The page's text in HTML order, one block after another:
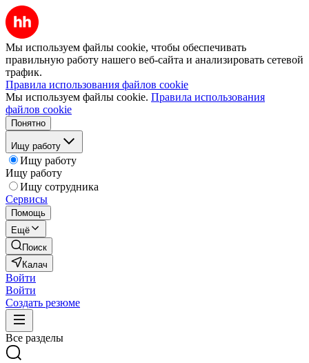
Мы используем файлы cookie, чтобы обеспечивать
правильную работу нашего веб-сайта и анализировать сетевой
трафик.
Правила использования файлов cookie
Мы используем файлы cookie. Правила использования
файлов cookie
Понятно
Ищу работу
Ищу работу
Ищу работу
Ищу сотрудника
Сервисы
Помощь
Ещё
Поиск
Калач
Войти
Войти
Создать резюме
Все разделы